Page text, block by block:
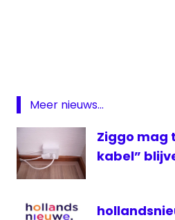
RTV
weesp
ziggo
Meer nieuws...
Ziggo mag
kabel”